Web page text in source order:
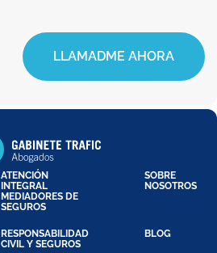
LLAMADME AHORA
ATENCIÓN
INTEGRAL
MEDIADORES DE
SEGUROS
SOBRE
NOSOTROS
RESPONSABILIDAD
CIVIL Y SEGUROS
BLOG